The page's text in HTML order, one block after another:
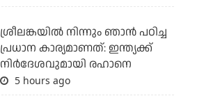
ശ്രീലങ്കയില്‍ നിന്നും ഞാന്‍ പഠിച്ച
പ്രധാന കാര്യമാണത്: ഇന്ത്യക്ക്
നിര്‍ദേശവുമായി രഹാനെ
5 hours ago